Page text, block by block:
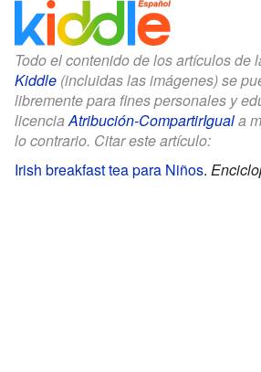
Todo el contenido de los artículos de
Kiddle (incluidas las imágenes) se
libremente para fines personales y
licenciaAtribución-CompartirIguala
lo contrario. Citar este artículo:
Irish breakfast tea para Niños.